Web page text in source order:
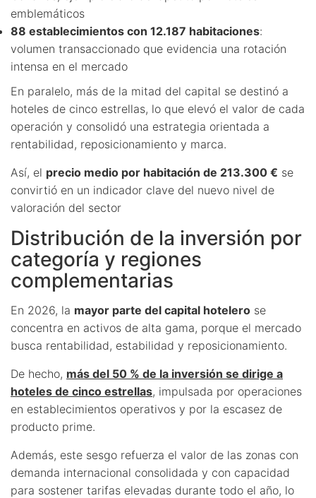
emblemáticos
88 establecimientos con 12.187 habitaciones:
volumen transaccionado que evidencia una rotación
intensa en el mercado
En paralelo, más de la mitad del capital se destinó a
hoteles de cinco estrellas, lo que elevó el valor de cada
operación y consolidó una estrategia orientada a
rentabilidad, reposicionamiento y marca.
Así, el precio medio por habitación de 213.300 € se
convirtió en un indicador clave del nuevo nivel de
valoración del sector
Distribución de la inversión por
categoría y regiones
complementarias
En 2026, la mayor parte del capital hotelero se
concentra en activos de alta gama, porque el mercado
busca rentabilidad, estabilidad y reposicionamiento.
De hecho, más del 50 % de la inversión se dirige a
hoteles de cinco estrellas, impulsada por operaciones
en establecimientos operativos y por la escasez de
producto prime.
Además, este sesgo refuerza el valor de las zonas con
demanda internacional consolidada y con capacidad
para sostener tarifas elevadas durante todo el año, lo